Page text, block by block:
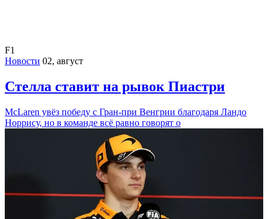
F1
Новости 02, август
Стелла ставит на рывок Пиастри
McLaren увёз победу с Гран-при Венгрии благодаря Ландо
Норрису, но в команде всё равно говорят о